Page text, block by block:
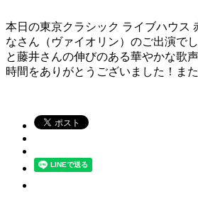
本日の東京クラシック ライブハウス
なさん（ヴァイオリン）のご出演で
と藤井さんの伸びのある華やかな歌
時間をありがとうございました！ま